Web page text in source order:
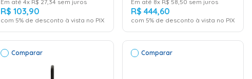
Em até 4x R$ 27,34 sem juros
R$ 103,90
com 5% de desconto à vista no PIX
Em até 8x R$ 58,50 sem juros
R$ 444,60
com 5% de desconto à vista no PIX
Comparar Comparar